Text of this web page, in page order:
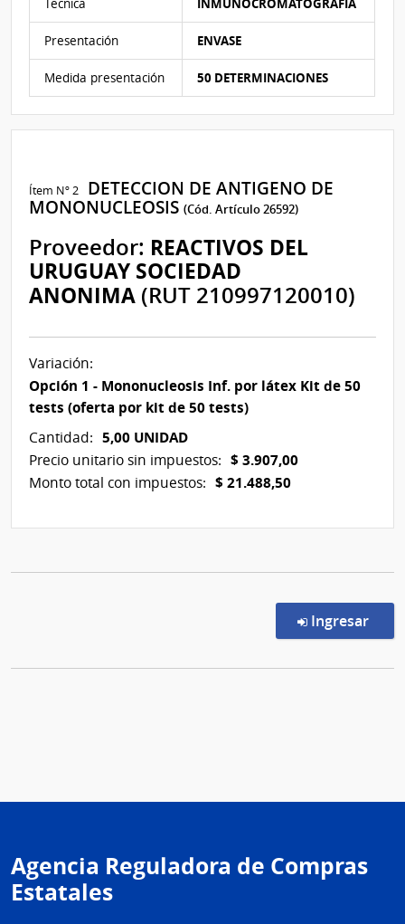
INMUNOCROMATOGRAFIA
Presentación ENVASE
Medida presentación 50 DETERMINACIONES
Ítem Nº 2
DETECCION DE ANTIGENO DE
MONONUCLEOSIS(Cód. Artículo 26592)
Proveedor: REACTIVOS DEL
URUGUAY SOCIEDAD
ANONIMA (RUT 210997120010)
Variación:
Opción 1 - Mononucleosis Inf. por látex Kit de 50
tests (oferta por kit de 50 tests)
Cantidad: 5,00 UNIDAD
Precio unitario sin impuestos: $ 3.907,00
Monto total con impuestos: $ 21.488,50
Ingresar
Agencia Reguladora de Compras
Estatales